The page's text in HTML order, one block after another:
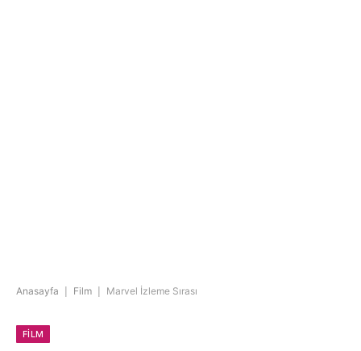
Anasayfa Film Marvel İzleme Sırası
FILM